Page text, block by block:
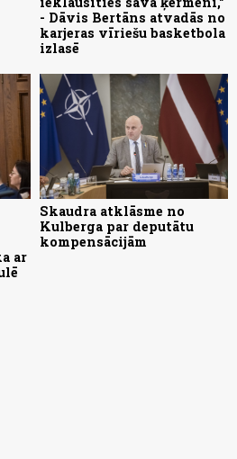
- Dāvis Bertāns atvadās no
karjeras vīriešu basketbola
izlasē
ar
Skaudra atklāsme no
Kulberga par deputātu
kompensācijām